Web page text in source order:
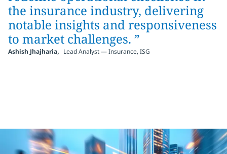
the insurance industry, delivering
notable insights and responsiveness
to market challenges. ”
Ashish Jhajharia, Lead Analyst — Insurance, ISG